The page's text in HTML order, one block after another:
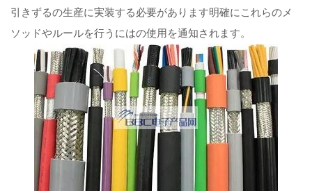
引きずるの生産に実装する必要があります明確にこれらのメ
ソッドやルールを行うにはの使用を通知されます。